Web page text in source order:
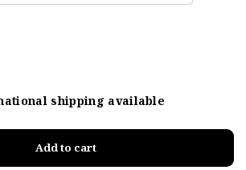
shipping available
Add to cart